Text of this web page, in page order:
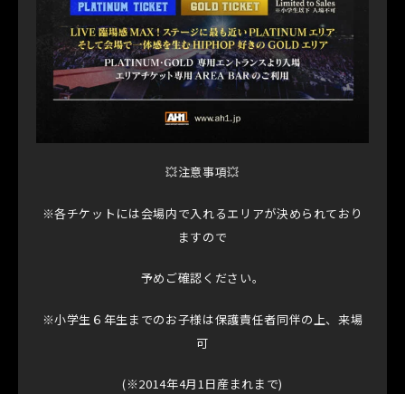
💥注意事項💥
※各チケットには会場内で入れるエリアが決められており
ますので
予めご確認ください。
※小学生６年生までのお子様は保護責任者同伴の上、来場
可
(※2014年4月1日産まれまで)